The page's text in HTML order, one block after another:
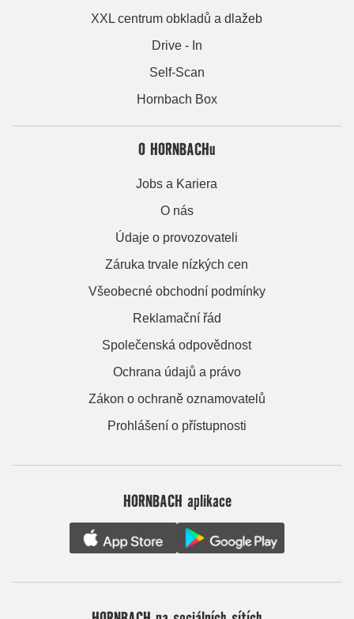
XXL centrum obkladů a dlažeb
Drive - In
Self-Scan
Hornbach Box
O HORNBACHu
Jobs a Kariera
O nás
Údaje o provozovateli
Záruka trvale nízkých cen
Všeobecné obchodní podmínky
Reklamační řád
Společenská odpovědnost
Ochrana údajů a právo
Zákon o ochraně oznamovatelů
Prohlášení o přístupnosti
HORNBACH aplikace